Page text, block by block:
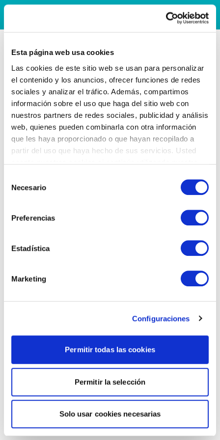
Esta página web usa cookies
Las cookies de este sitio web se usan para personalizar
el contenido y los anuncios, ofrecer funciones de redes
sociales y analizar el tráfico. Además, compartimos
información sobre el uso que haga del sitio web con
nuestros partners de redes sociales, publicidad y análisis
web, quienes pueden combinarla con otra información
que les haya proporcionado o que hayan recopilado a
partir del uso que haya hecho de sus servicios. Usted
Necesario
Preferencias
Estadística
Marketing
Configuraciones
Permitir todas las cookies
Permitir la selección
Solo usar cookies necesarias